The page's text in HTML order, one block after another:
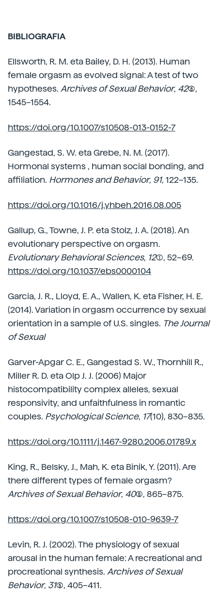
BIBLIOGRAFIA
Ellsworth, R. M. eta Bailey, D. H. (2013). Human
female orgasm as evolved signal: A test of two
hypotheses. Archives of Sexual Behavior, 42(8),
1545–1554.
https://doi.org/10.1007/s10508-013-0152-7
Gangestad, S. W. eta Grebe, N. M. (2017).
Hormonal systems , human social bonding, and
affiliation. Hormones and Behavior, 91, 122–135.
https://doi.org/10.1016/j.yhbeh.2016.08.005
Gallup, G., Towne, J. P. eta Stolz, J. A. (2018). An
evolutionary perspective on orgasm.
Evolutionary Behavioral Sciences, 12(1), 52–69.
https://doi.org/10.1037/ebs0000104
Garcia, J. R., Lloyd, E. A., Wallen, K. eta Fisher, H. E.
(2014). Variation in orgasm occurrence by sexual
orientation in a sample of U.S. singles. The Journal
of Sexual
Garver-Apgar C. E., Gangestad S. W., Thornhill R.,
Miller R. D. eta Olp J. J. (2006) Major
histocompatibility complex alleles, sexual
responsivity, and unfaithfulness in romantic
couples. Psychological Science, 17(10), 830–835.
https://doi.org/10.1111/j.1467-9280.2006.01789.x
King, R., Belsky, J., Mah, K. eta Binik, Y. (2011). Are
there different types of female orgasm?
Archives of Sexual Behavior, 40(5), 865–875.
https://doi.org/10.1007/s10508-010-9639-7
Levin, R. J. (2002). The physiology of sexual
arousal in the human female: A recreational and
procreational synthesis. Archives of Sexual
Behavior, 31(5), 405–411.